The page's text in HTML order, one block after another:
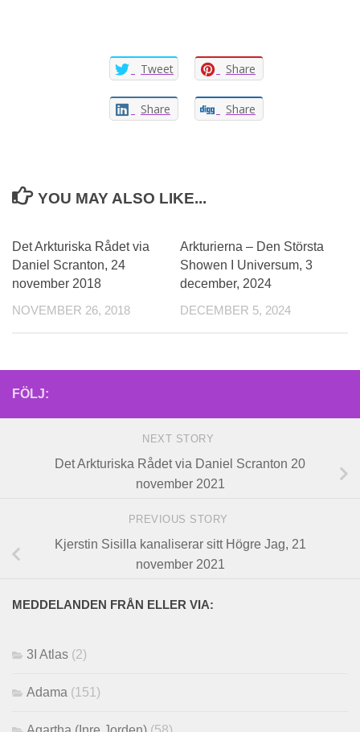
Tweet Share
Share Share
YOU MAY ALSO LIKE...
Det Arkturiska Rådet via
Daniel Scranton, 24
november 2018
NOVEMBER 26, 2018
Arkturierna – Den Största
Showen I Universum, 3
december, 2024
DECEMBER 5, 2024
FÖLJ:
NEXT STORY
Det Arkturiska Rådet via Daniel Scranton 20
november 2021
PREVIOUS STORY
Kjerstin Sisilla kanaliserar sitt Högre Jag, 21
november 2021
MEDDELANDEN FRÅN ELLER VIA:
3I Atlas (2)
Adama (151)